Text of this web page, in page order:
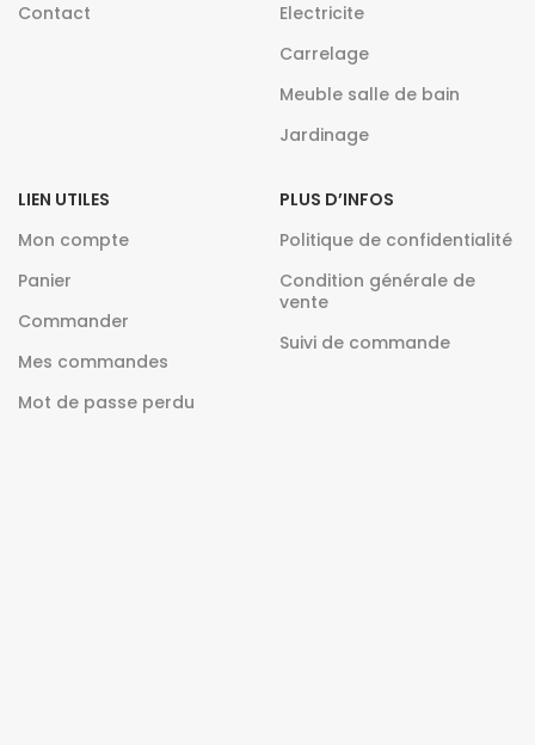
Contact
Electricite
Carrelage
Meuble salle de bain
Jardinage
LIEN UTILES
Mon compte
Panier
Commander
Mes commandes
Mot de passe perdu
PLUS D’INFOS
Politique de confidentialité
Condition générale de
vente
Suivi de commande